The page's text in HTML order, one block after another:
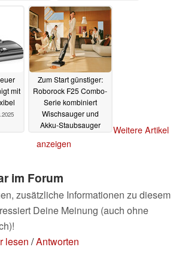
25.03.2025
mit
Zum Start günstiger:
Roborock F25 Combo-
Serie kombiniert
Wischsauger und
Akku-Staubsauger
Weitere Artikel
anzeigen
im Forum
zusätzliche Informationen zu diesem
Deine Meinung (auch ohne
lesen /Antworten